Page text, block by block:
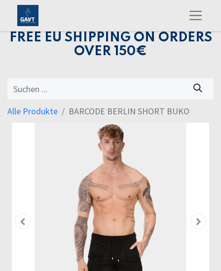
FREE EU SHIPPING ON ORDERS
OVER 150€
Alle Produkte BARCODE BERLIN SHORT BUKO